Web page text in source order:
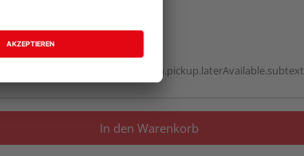
Beim Händler abholen
Auf Vorbestellung:
vue.ads.priceMerchantBox.option.pickup.laterAvailable.subtext
In den Warenkorb